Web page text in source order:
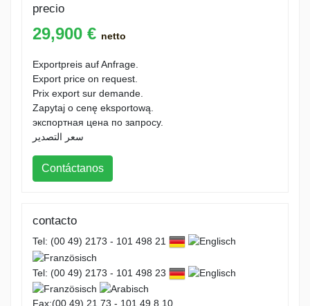
precio
29,900 € netto
Exportpreis auf Anfrage.
Export price on request.
Prix export sur demande.
Zapytaj o cenę eksportową.
экспортная цена по запросу.
سعر التصدير
Contáctanos
contacto
Tel: (00 49) 2173 - 101 498 21
Tel: (00 49) 2173 - 101 498 23
Fax:(00 49) 21 73 - 101 49 8 10